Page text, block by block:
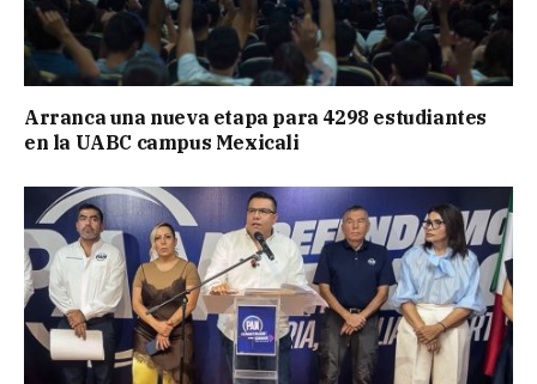
Arranca una nueva etapa para 4298 estudiantes
en la UABC campus Mexicali